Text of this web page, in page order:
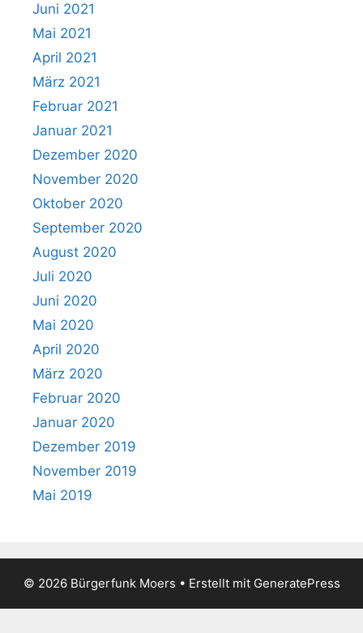
Juni 2021
Mai 2021
April 2021
März 2021
Februar 2021
Januar 2021
Dezember 2020
November 2020
Oktober 2020
September 2020
August 2020
Juli 2020
Juni 2020
Mai 2020
April 2020
März 2020
Februar 2020
Januar 2020
Dezember 2019
November 2019
Mai 2019
© 2026 Bürgerfunk Moers • Erstellt mit GeneratePress